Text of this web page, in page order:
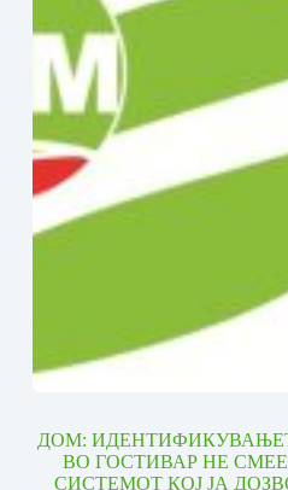
ДОМ:
ВО ГОСТИВАР НЕ
СИСТЕМОТ КОЈ ЈА